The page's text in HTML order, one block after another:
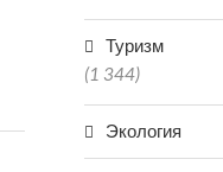
Туризм
(1 344)
Экология